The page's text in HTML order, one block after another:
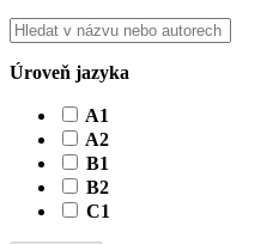
Úroveň jazyka
A1
A2
B1
B2
C1